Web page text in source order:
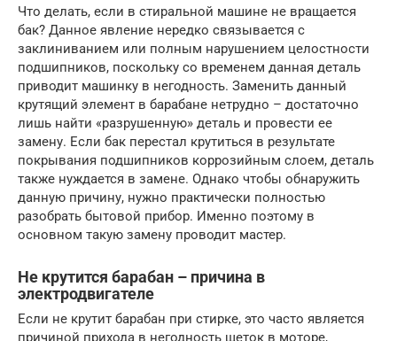
Что делать, если в стиральной машине не вращается
бак? Данное явление нередко связывается с
заклиниванием или полным нарушением целостности
подшипников, поскольку со временем данная деталь
приводит машинку в негодность. Заменить данный
крутящий элемент в барабане нетрудно – достаточно
лишь найти «разрушенную» деталь и провести ее
замену. Если бак перестал крутиться в результате
покрывания подшипников коррозийным слоем, деталь
также нуждается в замене. Однако чтобы обнаружить
данную причину, нужно практически полностью
разобрать бытовой прибор. Именно поэтому в
основном такую замену проводит мастер.
Не крутится барабан – причина в
электродвигателе
Если не крутит барабан при стирке, это часто является
причиной прихода в негодность щеток в моторе,